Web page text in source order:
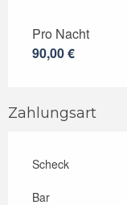
Pro Nacht
90,00 €
Zahlungsart
Scheck
Bar